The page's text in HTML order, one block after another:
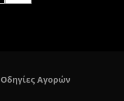
Οδηγίες Αγορών